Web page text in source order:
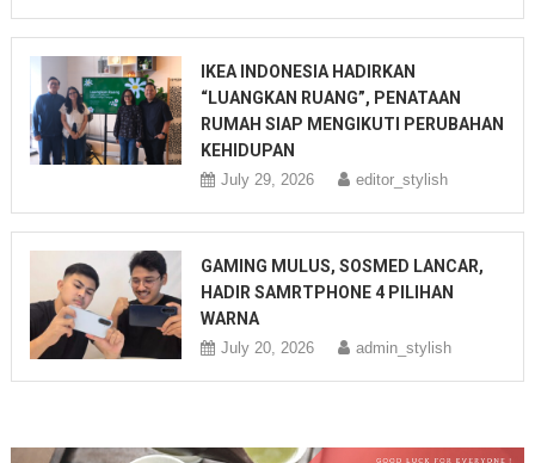
IKEA INDONESIA HADIRKAN
“LUANGKAN RUANG”, PENATAAN
RUMAH SIAP MENGIKUTI PERUBAHAN
KEHIDUPAN
July 29, 2026 editor_stylish
GAMING MULUS, SOSMED LANCAR,
HADIR SAMRTPHONE 4 PILIHAN
WARNA
July 20, 2026 admin_stylish